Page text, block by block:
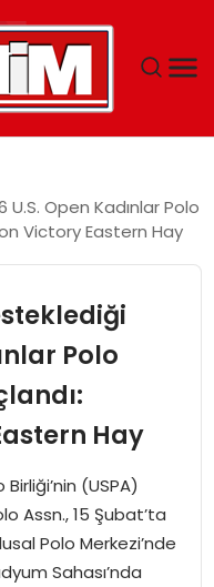
U.S. Open Kadınlar Polo
Victory Eastern Hay
Polo
Hay
(USPA)
Assn., 15 Şubat’ta
Polo Merkezi’nde
Sahası’nda